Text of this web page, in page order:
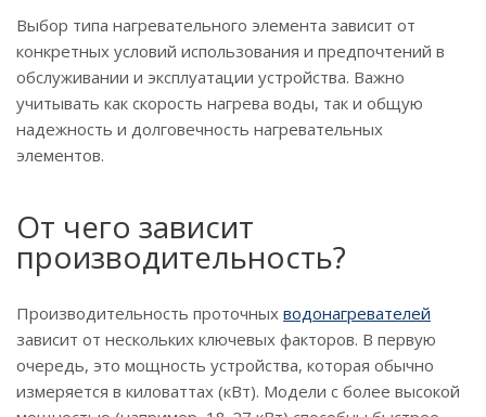
Выбор типа нагревательного элемента зависит от
конкретных условий использования и предпочтений в
обслуживании и эксплуатации устройства. Важно
учитывать как скорость нагрева воды, так и общую
надежность и долговечность нагревательных
элементов.
От чего зависит
производительность?
Производительность проточных водонагревателей
зависит от нескольких ключевых факторов. В первую
очередь, это мощность устройства, которая обычно
измеряется в киловаттах (кВт). Модели с более высокой